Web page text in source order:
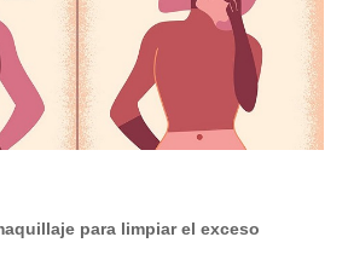
para limpiar el exceso